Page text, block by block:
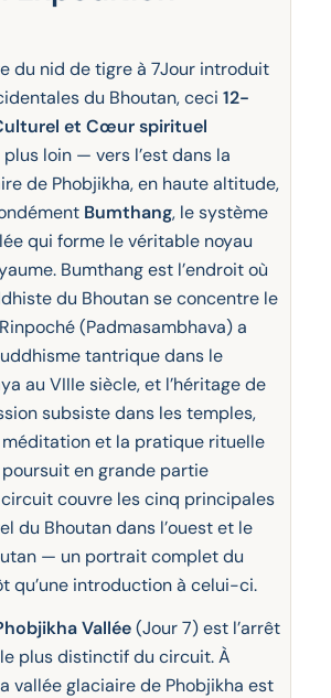
du nid de tigre à 7Jour introduit
du Bhoutan, ceci 12-
et Cœur spirituel
plus loin — vers l’est dans la
de Phobjikha, en haute altitude,
Bumthang, le système
qui forme le véritable noyau
Bumthang est l’endroit où
du Bhoutan se concentre le
(Padmasambhava) a
tantrique dans le
au VIIIe siècle, et l’héritage de
subsiste dans les temples,
et la pratique rituelle
en grande partie
circuit couvre les cinq principales
du Bhoutan dans l’ouest et le
— un portrait complet du
qu’une introduction à celui-ci.
Vallée(Jour 7) est l’arrêt
plus distinctif du circuit. À
vallée glaciaire de Phobjikha est